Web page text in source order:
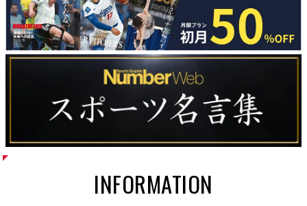
INFORMATION